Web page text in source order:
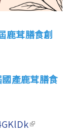
鹿茸膳食創
產鹿茸膳食
(link is